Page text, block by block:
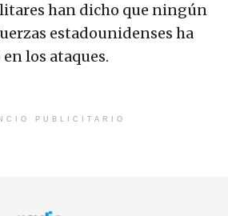
han dicho que ningún
estadounidenses ha
los ataques.
PUBLICITARIO